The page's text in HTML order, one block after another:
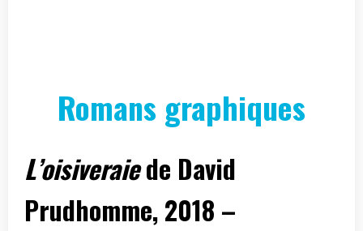
Romans graphiques
L’oisiveraiede David
Prudhomme, 2018 –